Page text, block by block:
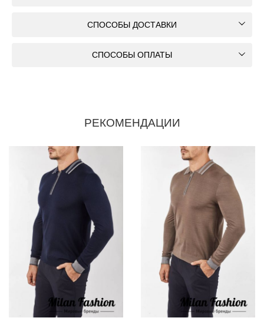
СПОСОБЫ ДОСТАВКИ
СПОСОБЫ ОПЛАТЫ
РЕКОМЕНДАЦИИ